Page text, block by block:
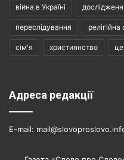
війна в Україні
переслідування
сім'я християнство
Адреса редакції
E-mail: